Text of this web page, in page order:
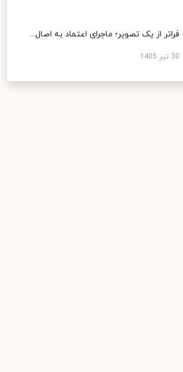
فراتر از یک تصویر؛ ماجرای اعتماد به اصال...
30 تیر 1405